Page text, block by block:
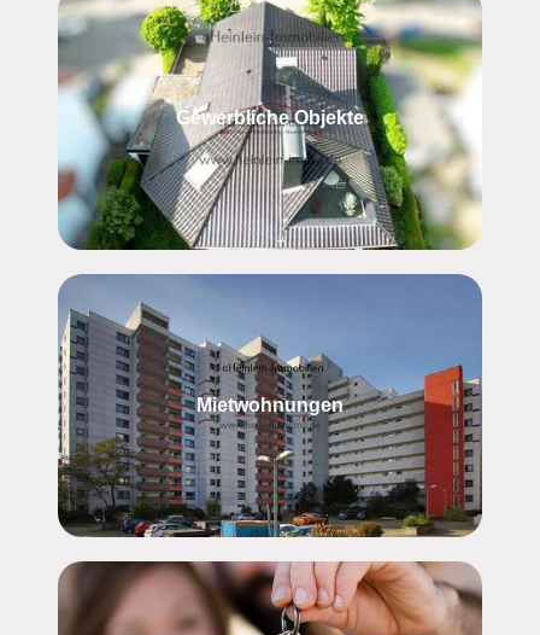
Gewerbliche Objekte
Mietwohnungen